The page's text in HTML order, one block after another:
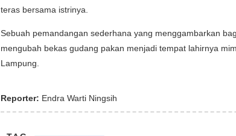
teras bersama istrinya.
Sebuah pemandangan sederhana yang menggambarkan
mengubah bekas gudang pakan menjadi tempat lahirnya
Lampung.
Reporter: Endra Warti Ningsih